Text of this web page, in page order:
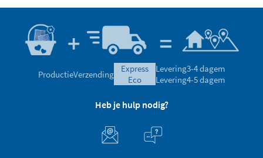
ProductieVerzending
express
eco
Levering3-4 dagem
Levering4-5 dagem
Heb je hulp nodig?